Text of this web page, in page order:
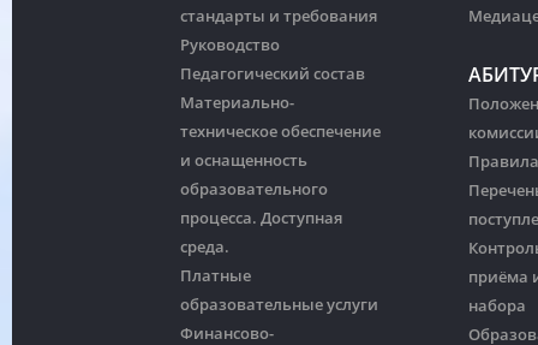
стандарты и требования
Руководство
Педагогический состав
Материально-
техническое обеспечение
и оснащенность
образовательного
процесса. Доступная
среда.
Платные
образовательные услуги
Финансово-
приёма
набора